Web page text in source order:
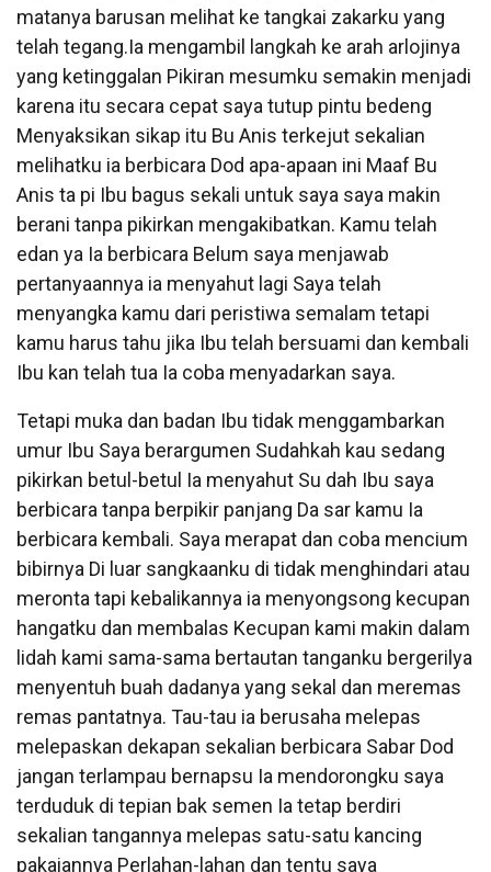
matanya barusan melihat ke tangkai zakarku yang
telah tegang.Ia mengambil langkah ke arah arlojinya
yang ketinggalan Pikiran mesumku semakin menjadi
karena itu secara cepat saya tutup pintu bedeng
Menyaksikan sikap itu Bu Anis terkejut sekalian
melihatku ia berbicara Dod apa-apaan ini Maaf Bu
Anis ta pi Ibu bagus sekali untuk saya saya makin
berani tanpa pikirkan mengakibatkan. Kamu telah
edan ya Ia berbicara Belum saya menjawab
pertanyaannya ia menyahut lagi Saya telah
menyangka kamu dari peristiwa semalam tetapi
kamu harus tahu jika Ibu telah bersuami dan kembali
Ibu kan telah tua Ia coba menyadarkan saya.
Tetapi muka dan badan Ibu tidak menggambarkan
umur Ibu Saya berargumen Sudahkah kau sedang
pikirkan betul-betul Ia menyahut Su dah Ibu saya
berbicara tanpa berpikir panjang Da sar kamu Ia
berbicara kembali. Saya merapat dan coba mencium
bibirnya Di luar sangkaanku di tidak menghindari atau
meronta tapi kebalikannya ia menyongsong kecupan
hangatku dan membalas Kecupan kami makin dalam
lidah kami sama-sama bertautan tanganku bergerilya
menyentuh buah dadanya yang sekal dan meremas
remas pantatnya. Tau-tau ia berusaha melepas
melepaskan dekapan sekalian berbicara Sabar Dod
jangan terlampau bernapsu Ia mendorongku saya
terduduk di tepian bak semen Ia tetap berdiri
sekalian tangannya melepas satu-satu kancing
pakaiannya Perlahan-lahan dan tentu saya